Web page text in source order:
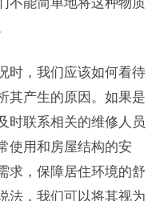
时，我们应该如何看待
其产生的原因。如果是
时联系相关的维修人员
使用和房屋结构的安
求，保障居住环境的舒
法，我们可以将其视为